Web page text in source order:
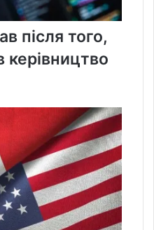
після того,
керівництво